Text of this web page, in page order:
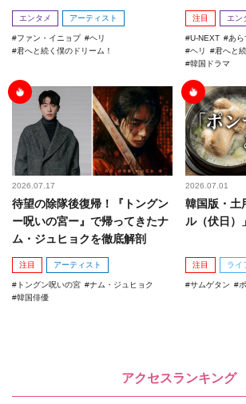
エンタメ アーティスト
ファン・イニョプ
ヘリ
君へと続く僕のドリーム！
注目 エン
U-NEXT あら
ヘリ
君へと
韓国ドラマ
2026.07.17
待望の除隊後復帰！『トングン
ー呪いの宮ー』で帰ってきたナ
ム・ジュヒョクを徹底解剖
注目 アーティスト
トングン呪いの宮
ナム・ジュヒョク
韓国俳優
2026.07.01
韓国版・土
ル（伏日）
注目 ライ
サムゲタン
アクセスランキング